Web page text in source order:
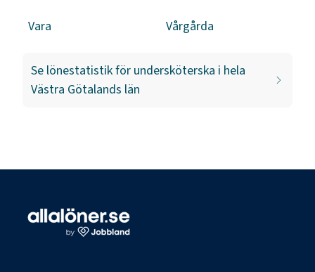
Vara Vårgårda
Se lönestatistik för undersköterska i hela
Västra Götalands län